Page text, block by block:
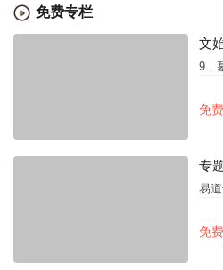
免费专栏
文
9，
免费
专
易
免费